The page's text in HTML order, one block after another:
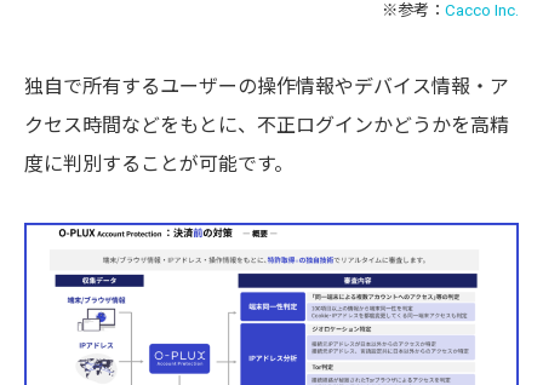
※参考： Cacco Inc.
独自で所有するユーザーの操作情報やデバイス情報・ア
クセス時間などをもとに、不正ログインかどうかを高精
度に判別することが可能です。